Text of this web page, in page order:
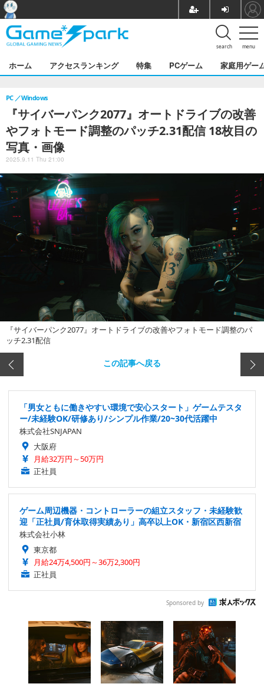
menu
search
ホーム アクセスランキング 特集 PCゲーム 家庭用ゲー
『サイバーパンク2077』オートドライブの改善
やフォトモード調整のパッチ2.31配信 18枚目の
写真・画像
PC Windows
2025.9.11 Thu 21:00
『サイバーパンク2077』オートドライブの改善やフォトモード調整のパ
ッチ2.31配信
この記事へ戻る
「男女ともに働きやすい環境で安心スタート」ゲームテスタ
ー/未経験OK/研修あり/シンプル作業/20~30代活躍中
株式会社SNJAPAN
大阪府
月給32万円～50万円
正社員
ゲーム周辺機器・コントローラーの組立スタッフ・未経験歓
迎「正社員/育休取得実績あり」高卒以上OK・新宿区西新宿
株式会社小林
東京都
月給24万4,500円～36万2,300円
正社員
Sponsored by